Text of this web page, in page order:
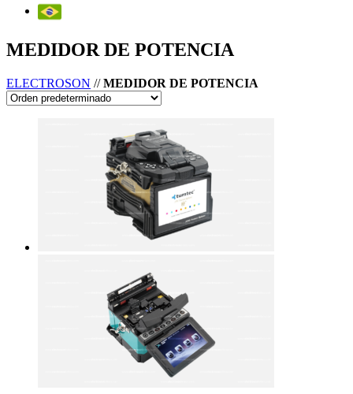
MEDIDOR DE POTENCIA
ELECTROSON //MEDIDOR DE POTENCIA